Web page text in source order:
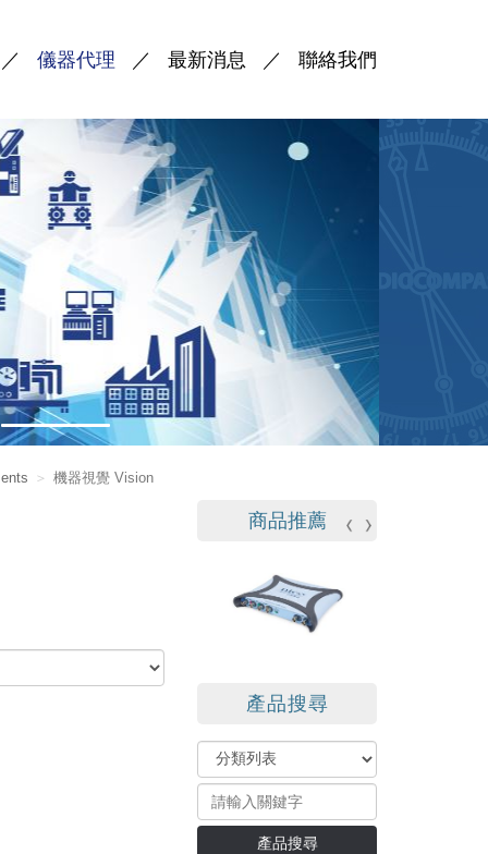
儀器代理 最新消息 聯絡我們
機器視覺 Vision
商品推薦
產品搜尋
產品搜尋